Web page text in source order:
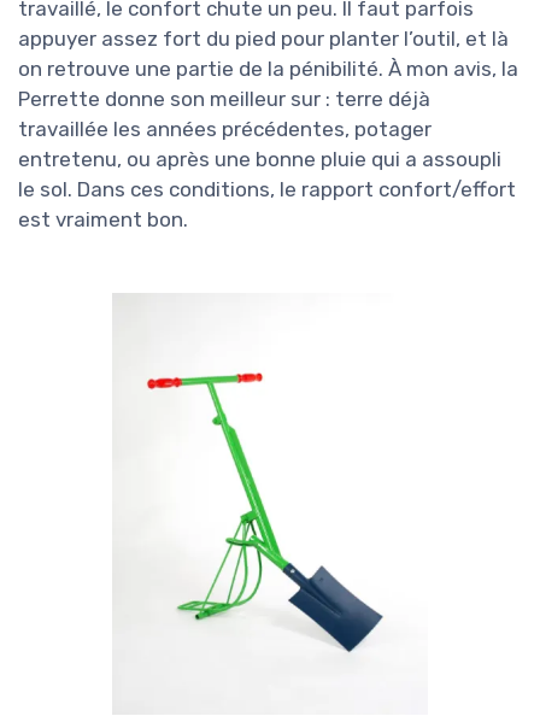
travaillé, le confort chute un peu. Il faut parfois
appuyer assez fort du pied pour planter l’outil, et là
on retrouve une partie de la pénibilité. À mon avis, la
Perrette donne son meilleur sur : terre déjà
travaillée les années précédentes, potager
entretenu, ou après une bonne pluie qui a assoupli
le sol. Dans ces conditions, le rapport confort/effort
est vraiment bon.